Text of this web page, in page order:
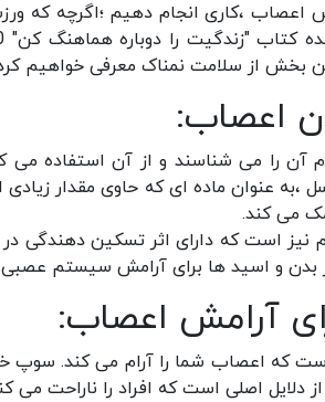
اعصاب ،کاری انجام دهیم ؛اگرچه که
بخش از سلامت نمناک معرفی خواهیم
اعصاب:
آن را می شناسند و از آن استفاده می
عنوان ماده ای که حاوی مقدار
می کند.
نیز است که دارای اثر تسکین دهندگی
بدن و اسید ها برای آرامش سیستم
آرامش اعصاب:
که اعصاب شما را آرام می کند. سوپ
دلایل اصلی است که افراد را ناراحت می